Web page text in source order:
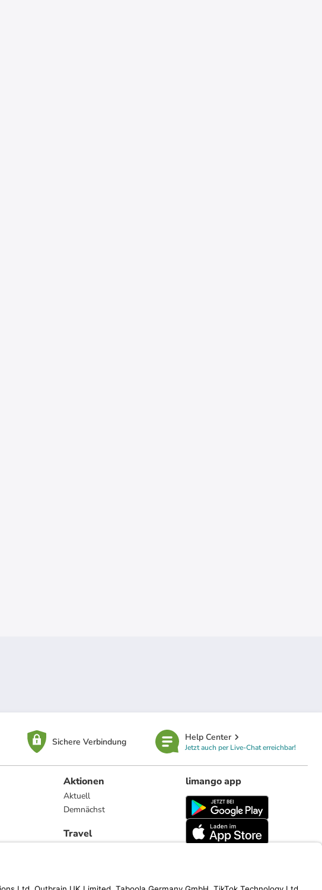
Sichere Verbindung Help Center
Jetzt auch per Live-Chat erreichbar!
Aktionen
Aktuell
Demnächst
Travel
limango app